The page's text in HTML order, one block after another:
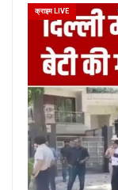
क्राइम LIVE